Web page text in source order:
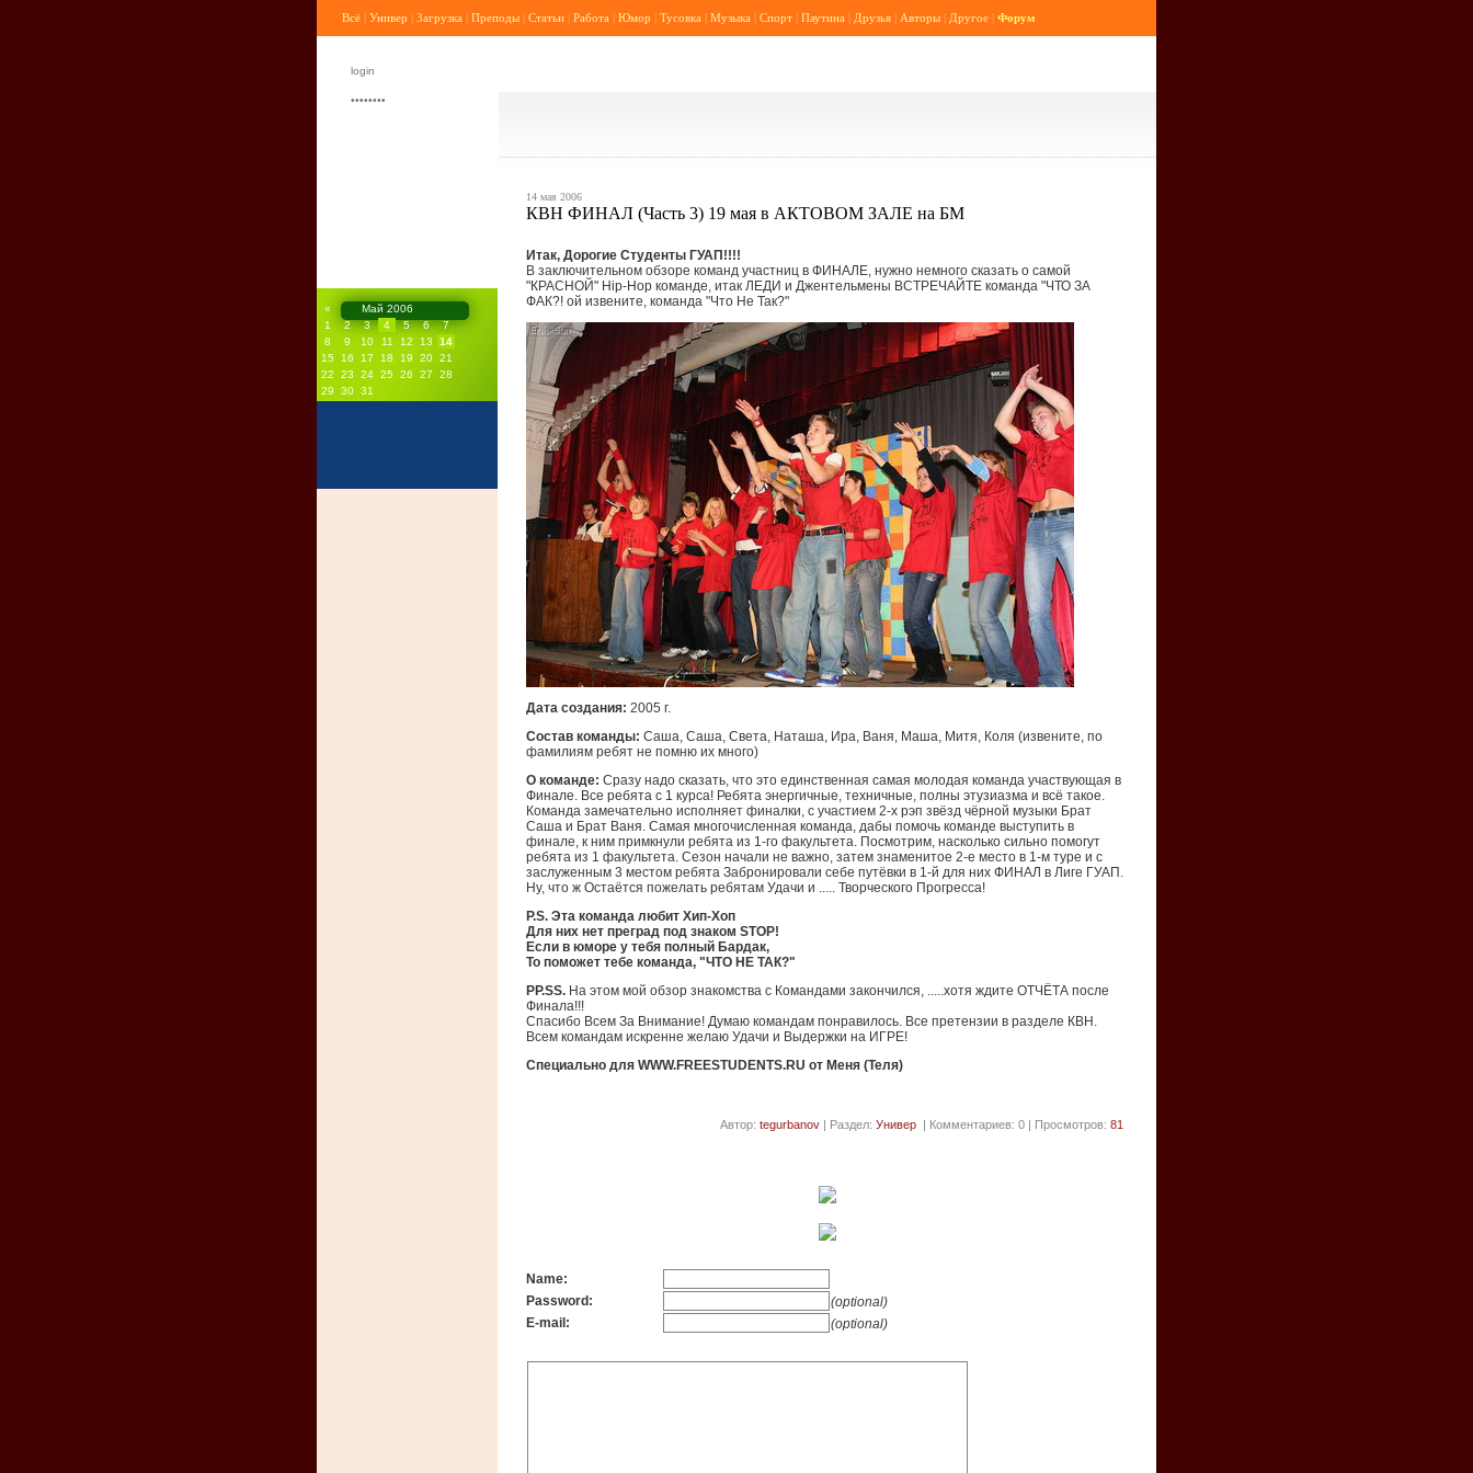
Всё | Универ | Загрузка | Преподы | Статьи | Работа | Юмор | Тусовка | Музыка | Спорт | Паутина | Друзья | Авторы | Другое | Форум
«
Май 2006
1
2 3 4 5 6
7
8
9 10 11 12 13
14
15
16 17 18 19 20 21
22
23 24 25 26 27
28
29
30 31
14 мая 2006
КВН ФИНАЛ (Часть 3) 19 мая в АКТОВОМ ЗАЛЕ на БМ
Итак, Дорогие Студенты ГУАП!!!!
В заключительном обзоре команд участниц в ФИНАЛЕ, нужно немного сказать о самой
"КРАСНОЙ" Hip-Hop команде, итак ЛЕДИ и Джентельмены ВСТРЕЧАЙТЕ команда "ЧТО ЗА
ФАК?! ой извените, команда "Что Не Так?"
Дата создания: 2005 г.
Состав команды: Саша, Саша, Света, Наташа, Ира, Ваня, Маша, Митя, Коля (извените, по
фамилиям ребят не помню их много)
О команде: Сразу надо сказать, что это единственная самая молодая команда участвующая в
Финале. Все ребята с 1 курса! Ребята энергичные, техничные, полны этузиазма и всё такое.
Команда замечательно исполняет финалки, с участием 2-х рэп звёзд чёрной музыки Брат
Саша и Брат Ваня. Самая многочисленная команда, дабы помочь команде выступить в
финале, к ним примкнули ребята из 1-го факультета. Посмотрим, насколько сильно помогут
ребята из 1 факультета. Сезон начали не важно, затем знаменитое 2-е место в 1-м туре и с
заслуженным 3 местом ребята Забронировали себе путёвки в 1-й для них ФИНАЛ в Лиге ГУАП.
Ну, что ж Остаётся пожелать ребятам Удачи и ..... Творческого Прогресса!
P.S. Эта команда любит Хип-Хоп
Для них нет преград под знаком STOP!
Если в юморе у тебя полный Бардак,
То поможет тебе команда, "ЧТО НЕ ТАК?"
PP.SS. На этом мой обзор знакомства с Командами закончился, .....хотя ждите ОТЧЁТА после
Финала!!!
Спасибо Всем За Внимание! Думаю командам понравилось. Все претензии в разделе КВН.
Всем командам искренне желаю Удачи и Выдержки на ИГРЕ!
Специально для WWW.FREESTUDENTS.RU от Меня (Теля)
Автор: tegurbanov | Раздел: Универ | Комментариев: 0 | Просмотров: 81
Name:
Password:
(optional)
E-mail:
(optional)